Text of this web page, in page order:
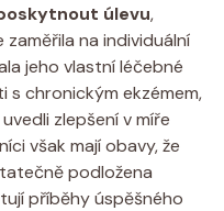
úlevu,
na individuální
jeho⁢ vlastní léčebné‍
s chronickým ekzémem,
zlepšení v míře
však ⁢mají obavy, že
podložena
příběhy úspěšného